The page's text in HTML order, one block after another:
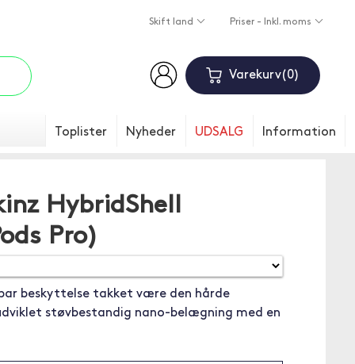
Skift land Priser - Inkl. moms
Varekurv 0
Toplister Nyheder UDSALG Information
HybridShell
Pro)
beskyttelse takket være den hårde
støvbestandig nano-belægning med en